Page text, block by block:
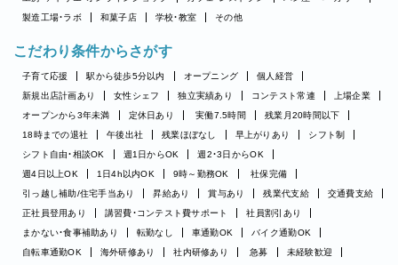
製造工場・ラボ
和菓子店 学校・教室 その他
こだわり条件からさがす
子育て応援 駅から徒歩5分以内 オープニング
個人経営
新規出店計画あり
女性シェフ 独立実績あり コンテスト常連
上場企業
オープンから3年未満
定休日あり 実働7.5時間
残業月20時間以下
18時までの退社
午後出社 残業ほぼなし 早上がりあり
シフト制
シフト自由・相談OK
週1日からOK
週2・3日からOK
週4日以上OK
1日4h以内OK 9時～勤務OK
社保完備
引っ越し補助/住宅手当あり
昇給あり 賞与あり 残業代支給
交通費支給
正社員登用あり
講習費・コンテスト費サポート
社員割引あり
まかない・食事補助あり
転勤なし 車通勤OK
バイク通勤OK
自転車通勤OK
海外研修あり 社内研修あり 急募
未経験歓迎